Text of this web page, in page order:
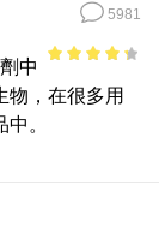
5981
5
中
物，在很多用
。